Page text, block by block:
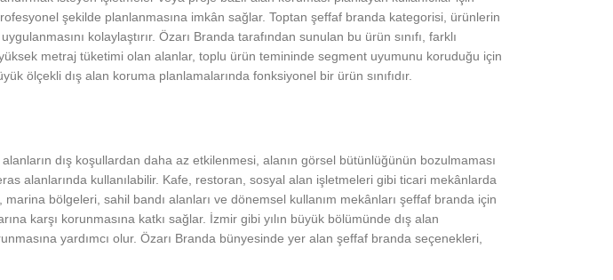
şekilde planlanmasına imkân sağlar. Toptan şeffaf branda kategorisi, ürünlerin
kolaylaştırır. Özarı Branda tarafından sunulan bu ürün sınıfı, farklı
metraj tüketimi olan alanlar, toplu ürün temininde segment uyumunu koruduğu için
ölçekli dış alan koruma planlamalarında fonksiyonel bir ürün sınıfıdır.
dış koşullardan daha az etkilenmesi, alanın görsel bütünlüğünün bozulmaması
alanlarında kullanılabilir. Kafe, restoran, sosyal alan işletmeleri gibi ticari mekânlarda
marina bölgeleri, sahil bandı alanları ve dönemsel kullanım mekânları şeffaf branda için
karşı korunmasına katkı sağlar. İzmir gibi yılın büyük bölümünde dış alan
yardımcı olur. Özarı Branda bünyesinde yer alan şeffaf branda seçenekleri,